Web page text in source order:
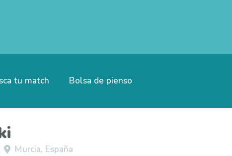
tu match Bolsa de pienso
Murcia, España